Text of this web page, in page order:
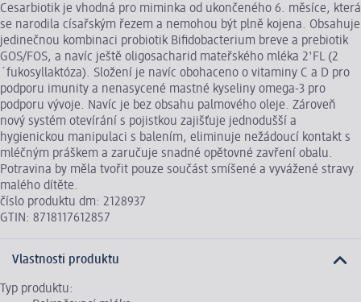
Cesarbiotik je vhodná pro miminka od ukončeného 6. měsíce, která
se narodila císařským řezem a nemohou být plně kojena. Obsahuje
jedinečnou kombinaci probiotik Bifidobacterium breve a prebiotik
GOS/FOS, a navíc ještě oligosacharid mateřského mléka 2'FL (2
´fukosyllaktóza). Složení je navíc obohaceno o vitaminy C a D pro
podporu imunity a nenasycené mastné kyseliny omega-3 pro
podporu vývoje. Navíc je bez obsahu palmového oleje. Zároveň
nový systém otevírání s pojistkou zajišťuje jednodušší a
hygienickou manipulaci s balením, eliminuje nežádoucí kontakt s
mléčným práškem a zaručuje snadné opětovné zavření obalu.
Potravina by měla tvořit pouze součást smíšené a vyvážené stravy
malého dítěte.
číslo produktu dm: 2128937
GTIN: 8718117612857
Vlastnosti produktu
Typ produktu: